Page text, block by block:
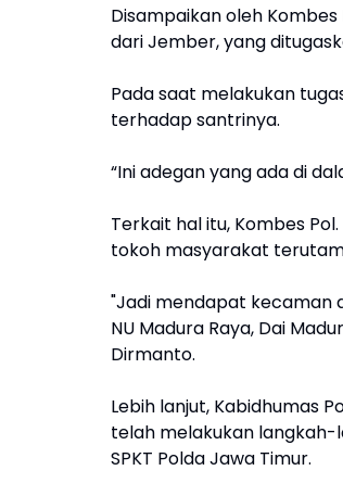
Disampaikan oleh
dari Jember, yang
Pada saat melakukan
terhadap santrinya.
“Ini adegan yang ada di
Terkait hal itu, Kombes
tokoh masyarakat
"Jadi mendapat kecaman
NU Madura Raya, Dai
Dirmanto.
Lebih lanjut, Kabidhumas
telah melakukan langkah-
SPKT Polda Jawa Timur.